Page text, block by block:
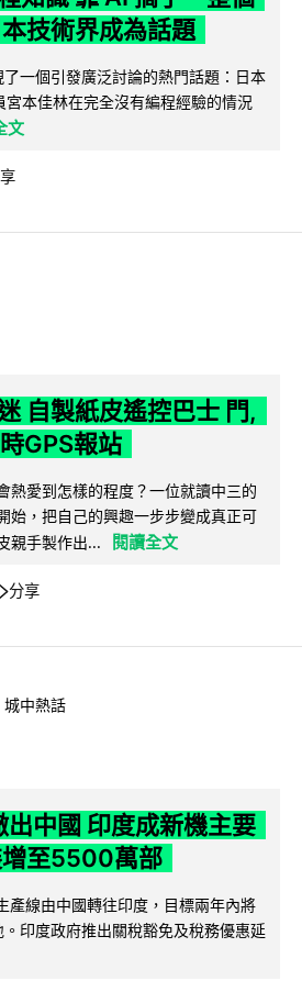
技術界成為話題
一個引發廣泛討論的熱門話題：日本
宮本佳林在完全沒有編程經驗的情況
文
自製紙皮遙控巴士 門,
GPS報站
熱愛到怎樣的程度？一位就讀中三的
始，把自己的興趣一步步變成真正可
親手製作出...
閱讀全文
分享
城中熱話
中國 印度成新機主要
至5500萬部
線由中國轉往印度，目標兩年內將
印度政府推出關稅豁免及稅務優惠延